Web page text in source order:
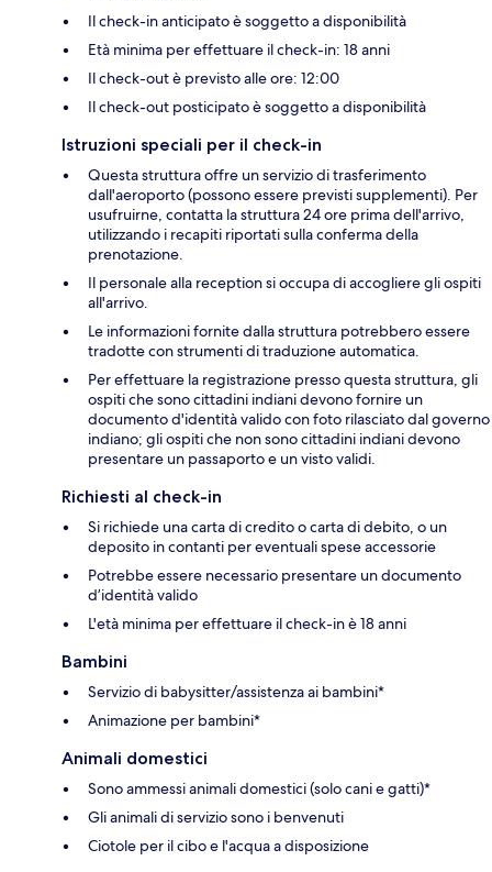
Il check-in anticipato è soggetto a disponibilità
Età minima per effettuare il check-in: 18 anni
Il check-out è previsto alle ore: 12:00
Il check-out posticipato è soggetto a disponibilità
Istruzioni speciali per il check-in
Questa struttura offre un servizio di trasferimento
dall'aeroporto (possono essere previsti supplementi). Per
usufruirne, contatta la struttura 24 ore prima dell'arrivo,
utilizzando i recapiti riportati sulla conferma della
prenotazione.
Il personale alla reception si occupa di accogliere gli ospiti
all'arrivo.
Le informazioni fornite dalla struttura potrebbero essere
tradotte con strumenti di traduzione automatica.
Per effettuare la registrazione presso questa struttura, gli
ospiti che sono cittadini indiani devono fornire un
documento d'identità valido con foto rilasciato dal governo
indiano; gli ospiti che non sono cittadini indiani devono
presentare un passaporto e un visto validi.
Richiesti al check-in
Si richiede una carta di credito o carta di debito, o un
deposito in contanti per eventuali spese accessorie
Potrebbe essere necessario presentare un documento
d’identità valido
L'età minima per effettuare il check-in è 18 anni
Bambini
Servizio di babysitter/assistenza ai bambini*
Animazione per bambini*
Animali domestici
Sono ammessi animali domestici (solo cani e gatti)*
Gli animali di servizio sono i benvenuti
Ciotole per il cibo e l'acqua a disposizione